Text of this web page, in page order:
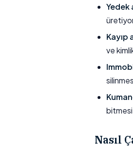
Yedek
Kayıp
ve
bitmesi
Nasıl